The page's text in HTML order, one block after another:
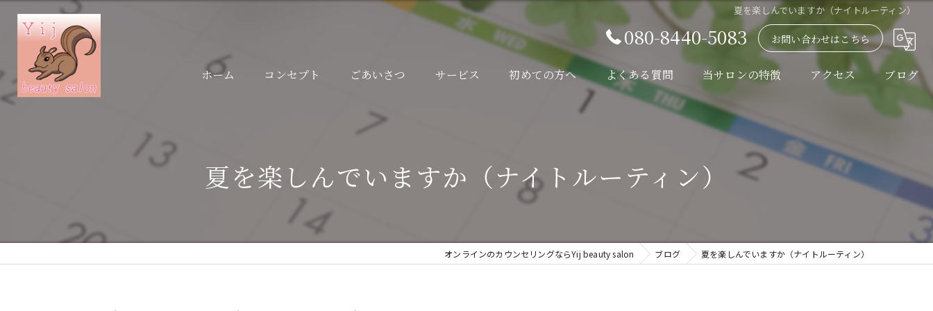
夏を楽しんでいますか（ナイトルーティン）
080-8440-5083 お問い合わせはこちら
ホーム コンセプト ごあいさつ サービス 初めての方へ よくある質問 当サロンの特徴
家庭問題
ハラスメント
電話
アクセス ブログ
夏を楽しんでいますか（ナイトルーティン）
オンラインのカウンセリングならYij beauty salon ブログ 夏を楽しんでいますか（ナイトルーティン）